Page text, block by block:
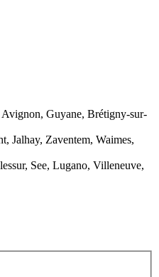
Guyane, Brétigny-sur-
Jalhay, Zaventem, Waimes,
See, Lugano, Villeneuve,